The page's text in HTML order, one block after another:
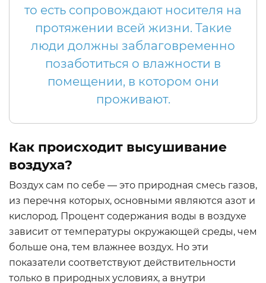
то есть сопровождают носителя на
протяжении всей жизни. Такие
люди должны заблаговременно
позаботиться о влажности в
помещении, в котором они
проживают.
Как происходит высушивание
воздуха?
Воздух сам по себе — это природная смесь газов,
из перечня которых, основными являются азот и
кислород. Процент содержания воды в воздухе
зависит от температуры окружающей среды, чем
больше она, тем влажнее воздух. Но эти
показатели соответствуют действительности
только в природных условиях, а внутри